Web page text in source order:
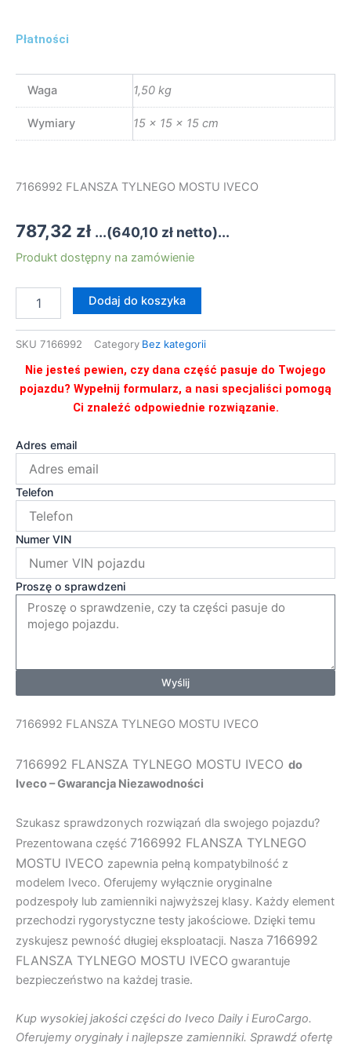
Płatności
Waga 1,50 kg
Wymiary 15 × 15 × 15 cm
7166992 FLANSZA TYLNEGO MOSTU IVECO
787,32 zł ...(640,10 zł netto)...
Produkt dostępny na zamówienie
ilość
FLANSZA
TYLNEGO
MOSTU
IVECO
Dodaj do koszyka
SKU 7166992 Category Bez kategorii
Nie jesteś pewien, czy dana część pasuje do Twojego
pojazdu? Wypełnij formularz, a nasi specjaliści pomogą
Ci znaleźć odpowiednie rozwiązanie.
Adres email
Telefon
Numer VIN
Proszę o sprawdzeni
Wyślij
7166992 FLANSZA TYLNEGO MOSTU IVECO
7166992 FLANSZA TYLNEGO MOSTU IVECO do
Iveco – Gwarancja Niezawodności
Szukasz sprawdzonych rozwiązań dla swojego pojazdu?
Prezentowana część 7166992 FLANSZA TYLNEGO
MOSTU IVECO zapewnia pełną kompatybilność z
modelem Iveco. Oferujemy wyłącznie oryginalne
podzespoły lub zamienniki najwyższej klasy. Każdy element
przechodzi rygorystyczne testy jakościowe. Dzięki temu
zyskujesz pewność długiej eksploatacji. Nasza 7166992
FLANSZA TYLNEGO MOSTU IVECO gwarantuje
bezpieczeństwo na każdej trasie.
Kup wysokiej jakości części do Iveco Daily i EuroCargo.
Oferujemy oryginały i najlepsze zamienniki. Sprawdź ofertę